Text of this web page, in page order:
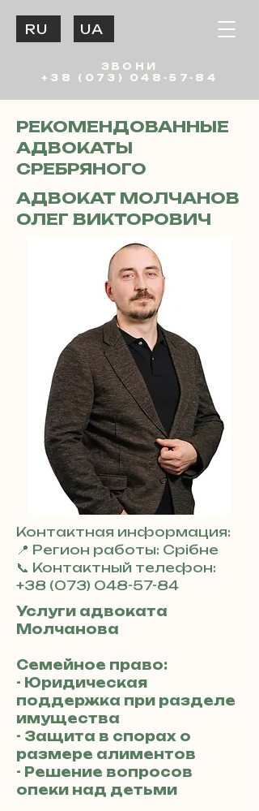
ЗВОНИ
+38 (073) 048-57-84
UA
RU
РЕКОМЕНДОВАННЫЕ
АДВОКАТЫ
СРЕБРЯНОГО
АДВОКАТ МОЛЧАНОВ
ОЛЕГ ВИКТОРОВИЧ
Контактная информация:
📍 Регион работы: Срібне
📞 Контактный телефон:
+38 (073) 048-57-84
Услуги адвоката
Молчанова
Семейное право:
- Юридическая
поддержка при разделе
имущества
- Защита в спорах о
размере алиментов
- Решение вопросов
опеки над детьми